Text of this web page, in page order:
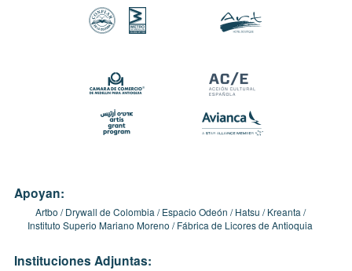
Apoyan:
Artbo Drywall de Colombia Espacio Odeón Hatsu
Kreanta
Instituto Superio Mariano Moreno
Fábrica de Licores de Antioquia
Instituciones Adjuntas: